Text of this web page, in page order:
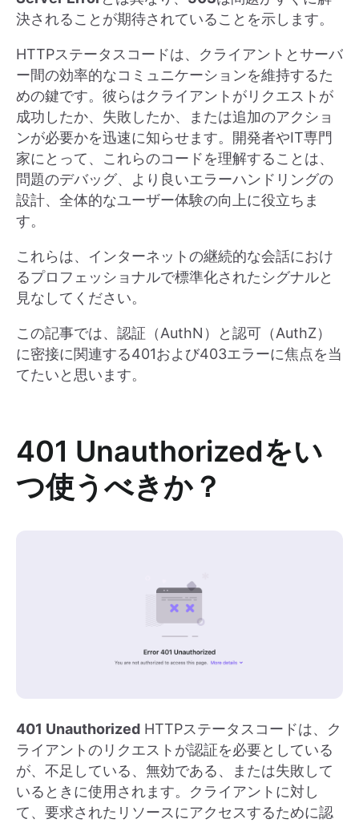
決されることが期待されていることを示します。
HTTPステータスコードは、クライアントとサーバ
ー間の効率的なコミュニケーションを維持するた
めの鍵です。彼らはクライアントがリクエストが
成功したか、失敗したか、または追加のアクショ
ンが必要かを迅速に知らせます。開発者やIT専門
家にとって、これらのコードを理解することは、
問題のデバッグ、より良いエラーハンドリングの
設計、全体的なユーザー体験の向上に役立ちま
す。
これらは、インターネットの継続的な会話におけ
るプロフェッショナルで標準化されたシグナルと
見なしてください。
この記事では、認証（AuthN）と認可（AuthZ）
に密接に関連する401および403エラーに焦点を当
てたいと思います。
401 Unauthorizedをい
つ使うべきか？
401 Unauthorized HTTPステータスコードは、ク
ライアントのリクエストが認証を必要としている
が、不足している、無効である、または失敗して
いるときに使用されます。クライアントに対し
て、要求されたリソースにアクセスするために認